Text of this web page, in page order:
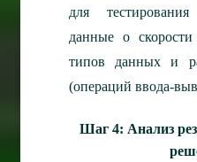
для
данные о скорости
типов данных и
(операций ввода-
Шаг 4: Анализ